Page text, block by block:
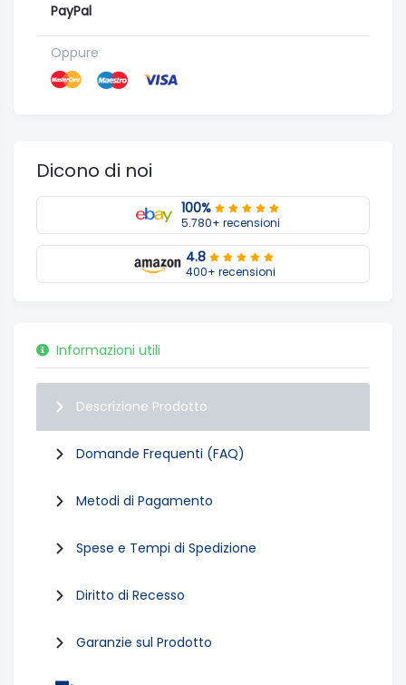
PayPal
Oppure
Dicono di noi
100%
5.780+ recensioni
4.8
400+ recensioni
Informazioni utili
Descrizione Prodotto
Domande Frequenti (FAQ)
Metodi di Pagamento
Spese e Tempi di Spedizione
Diritto di Recesso
Garanzie sul Prodotto